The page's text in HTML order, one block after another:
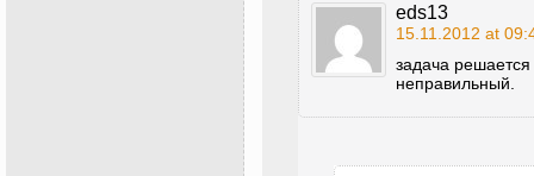
eds13
15.11.2012 at
задача
неправильный.